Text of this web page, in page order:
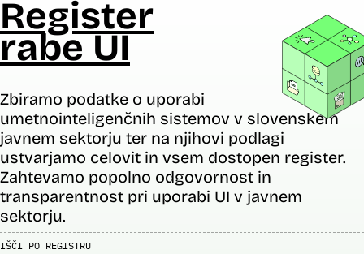
Register
rabe UI
Zbiramo podatke o uporabi
umetnointeligenčnih sistemov v slovenskem
javnem sektorju ter na njihovi podlagi
ustvarjamo celovit in vsem dostopen register.
Zahtevamo popolno odgovornost in
transparentnost pri uporabi UI v javnem
sektorju.
IŠČI PO REGISTRU